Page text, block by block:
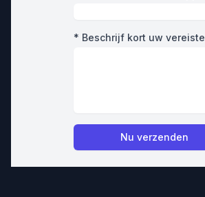
* Beschrijf kort uw vereiste
Nu verzenden